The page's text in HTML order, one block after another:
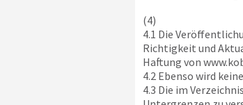
(4)
4.1 Die
Richtigkeit und
Haftung von
4.2 Ebenso wird
4.3 Die im